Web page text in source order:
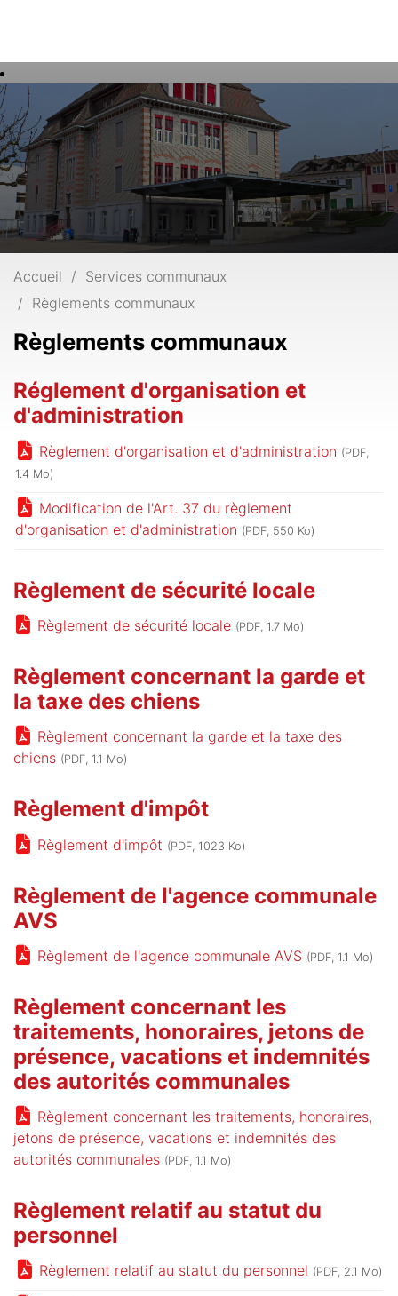
Mots
clés
Accueil
Services communaux
Règlements communaux
Règlements communaux
Réglement d'organisation et
d'administration
Règlement d'organisation et d'administration (PDF,
1.4 Mo)
Modification de l'Art. 37 du règlement
d'organisation et d'administration (PDF, 550 Ko)
Règlement de sécurité locale
Règlement de sécurité locale (PDF, 1.7 Mo)
Règlement concernant la garde et
la taxe des chiens
Règlement concernant la garde et la taxe des
chiens (PDF, 1.1 Mo)
Règlement d'impôt
Règlement d'impôt (PDF, 1023 Ko)
Règlement de l'agence communale
AVS
Règlement de l'agence communale AVS (PDF, 1.1 Mo)
Règlement concernant les
traitements, honoraires, jetons de
présence, vacations et indemnités
des autorités communales
Règlement concernant les traitements, honoraires,
jetons de présence, vacations et indemnités des
autorités communales (PDF, 1.1 Mo)
Règlement relatif au statut du
personnel
Règlement relatif au statut du personnel (PDF, 2.1 Mo)